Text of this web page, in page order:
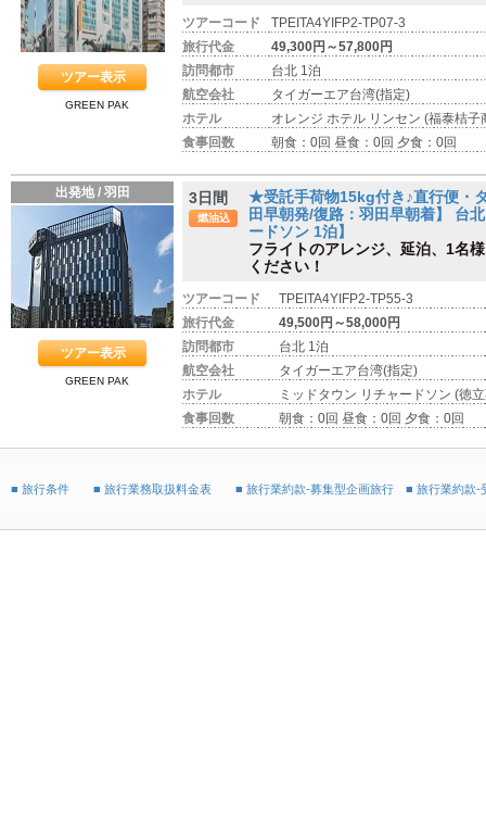
ツアー表示
GREEN PAK
ツアーコード
TPEITA4YIFP2-TP07-3
旅行代金
49,300円～57,800円
訪問都市
台北 1泊
航空会社
タイガーエア台湾(指定)
ホテル
オレンジ ホテル リンセン (福泰桔子
食事回数
朝食：0回 昼食：0回 夕食：0回
出発地 / 羽田
ツアー表示
GREEN PAK
3日間
燃油込
★受託手荷物15kg付き♪直行便・
田早朝発/復路：羽田早朝着】 台
ードソン 1泊】
フライトのアレンジ、延泊、1名
ください！
ツアーコード
TPEITA4YIFP2-TP55-3
旅行代金
49,500円～58,000円
訪問都市
台北 1泊
航空会社
タイガーエア台湾(指定)
ホテル
ミッドタウン リチャードソン (徳
食事回数
朝食：0回 昼食：0回 夕食：0回
■ 旅行条件 ■ 旅行業務取扱料金表 ■ 旅行業約款-募集型企画旅行 ■ 旅行業約款-